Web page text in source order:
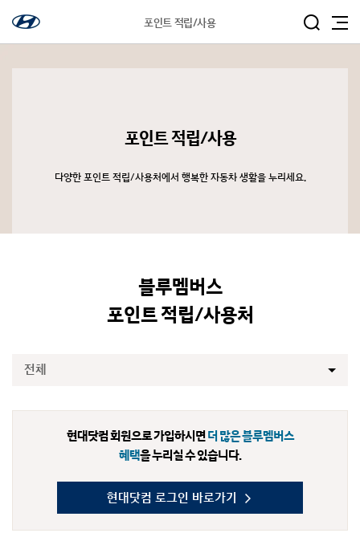
포인트 적립/사용
포인트 적립/사용
다양한 포인트 적립/사용처에서 행복한 자동차 생활을 누리세요.
블루멤버스
포인트 적립/사용처
전체
현대닷컴 회원으로 가입하시면더 많은 블루멤버스
혜택을 누리실 수 있습니다.
현대닷컴 로그인 바로가기